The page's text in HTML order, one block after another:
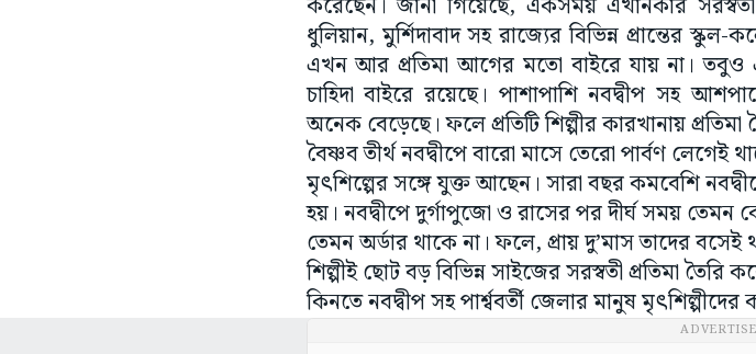
ধুলিয়ান, মুর্শিদাবাদ সহ রাজ্যের বিভিন্ন প্রান্তের
এখন আর প্রতিমা আগের মতো বাইরে যায় না। তবুও
চাহিদা বাইরে রয়েছে। পাশাপাশি নবদ্বীপ সহ
অনেক বেড়েছে। ফলে প্রতিটি শিল্পীর কারখানায় প্রতিমা
বৈষ্ণব তীর্থ নবদ্বীপে বারো মাসে তেরো পার্বণ
মৃৎশিল্পের সঙ্গে যুক্ত আছেন। সারা বছর কমবেশি
হয়। নবদ্বীপে দুর্গাপুজো ও রাসের পর দীর্ঘ সময়
তেমন অর্ডার থাকে না। ফলে, প্রায় দু’মাস তাদের
শিল্পীই ছোট বড় বিভিন্ন সাইজের সরস্বতী প্রতিমা তৈরি
কিনতে নবদ্বীপ সহ পার্শ্ববর্তী জেলার মানুষ